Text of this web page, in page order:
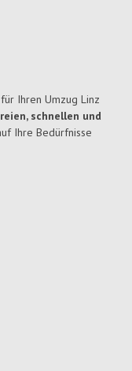
Ihren Umzug Linz
schnellen und
Ihre Bedürfnisse